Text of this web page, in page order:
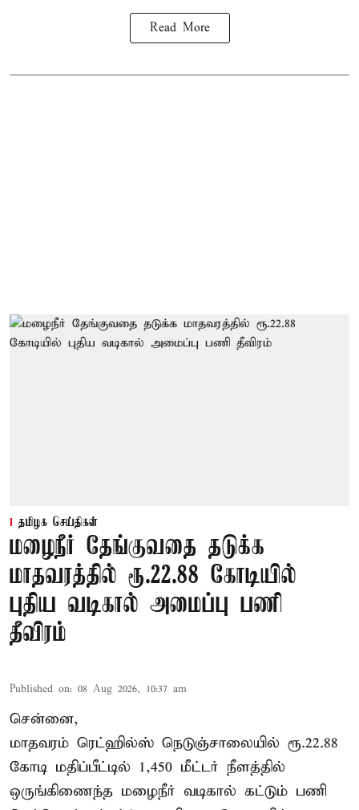
Read More
தமிழக செய்திகள்
மழைநீர் தேங்குவதை தடுக்க
மாதவரத்தில் ரூ.22.88 கோடியில்
புதிய வடிகால் அமைப்பு பணி
தீவிரம்
Published on: 08 Aug 2026, 10:37 am
சென்னை,
மாதவரம் ரெட்ஹில்ஸ் நெடுஞ்சாலையில் ரூ.22.88
கோடி மதிப்பீட்டில் 1,450 மீட்டர் நீளத்தில்
ஒருங்கிணைந்த மழைநீர் வடிகால் கட்டும் பணி